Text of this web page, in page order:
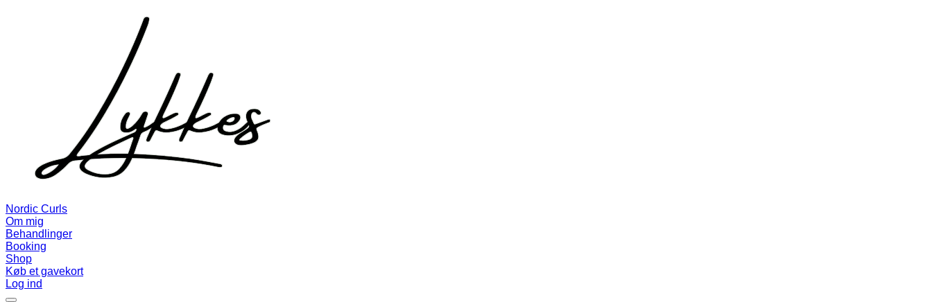
Nordic Curls
Om mig
Behandlinger
Booking
Shop
Køb et gavekort
Log ind